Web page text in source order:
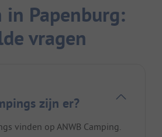
in Papenburg:
vragen
zijn er?
vinden op ANWB Camping.